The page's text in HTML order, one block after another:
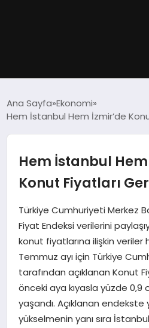
EĞITIM
EKONOMI
MAGAZIN
SAĞLIK
SIYASET
SPOR
Ana Sayfa Ekonomi
Hem İstanbul Hem İzmir’de
Hem İstanbul
Konut Fiyatları
Türkiye Cumhuriyeti Merkez
Fiyat Endeksi verilerini
konut fiyatlarına ilişkin veriler
Temmuz ayı için Türkiye
tarafından açıklanan Konut
önceki aya kıyasla yüzde 0,9
yaşandı. Açıklanan
yükselmenin yanı sıra